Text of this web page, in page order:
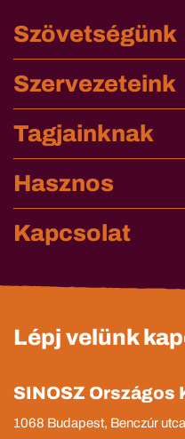
Szövetségünk
Szervezeteink
Tagjainknak
Hasznos
Kapcsolat
Lépj velünk
SINOSZ Országos
1068 Budapest, Benczúr